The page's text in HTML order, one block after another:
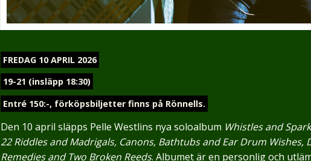
FREDAG 10 APRIL 2026
19-21 (insläpp 18:30)
Entré 150:-, förköpsbiljetter finns på Rönnells.
Den 10 april släpps Pelle Westlins nya soloalbum Whistles and
22 Riddles and Madrigals, Canons, Bathtubs and Ear Drum Wishes,
Remedies and Two Broken Reeds. Albumet är en personlig och